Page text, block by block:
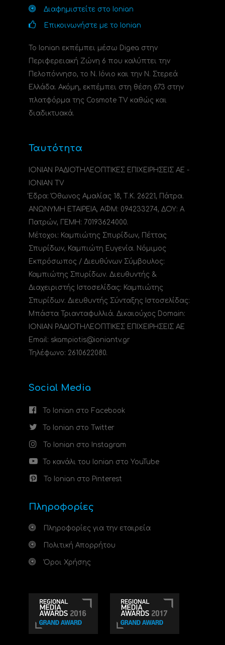
Διαφημιστείτε στο Ionian
Επικοινωνήστε με το Ionian
Το Ionian εκπέμπει μέσω Digea στην
Περιφερειακή Ζώνη 6 που καλύπτει την
Πελοπόννησο, το N. Ιόνιο και την Ν. Στερεά
Ελλάδα. Ακόμη, εκπέμπει στη θέση 673 στην
πλατφόρμα της Cosmote TV καθώς και
διαδικτυακά.
Ταυτότητα
ΙΟΝΙΑΝ ΡΑΔΙΟΤΗΛΕΟΠΤΙΚΕΣ ΕΠΙΧΕΙΡΗΣΕΙΣ ΑΕ -
IONIAN TV
Έδρα: Όθωνος Αμαλίας 18, Τ.Κ. 26221, Πάτρα.
ΑΝΩΝΥΜΗ ΕΤΑΙΡΕΙΑ, ΑΦΜ: 094233274, ΔΟΥ: A
Πατρών, ΓΕΜΗ: 70193624000.
Μέτοχοι: Καμπιώτης Σπυρίδων, Πέττας
Σπυρίδων, Καμπιώτη Ευγενία. Νόμιμος
Εκπρόσωπος / Διευθύνων Σύμβουλος:
Καμπιώτης Σπυρίδων. Διευθυντής &
Διαχειριστής Ιστοσελίδας: Καμπιώτης
Σπυρίδων. Διευθυντής Σύνταξης Ιστοσελίδας:
Μπάστα Τριανταφυλλιά. Δικαιούχος Domain:
ΙΟΝΙΑΝ ΡΑΔΙΟΤΗΛΕΟΠΤΙΚΕΣ ΕΠΙΧΕΙΡΗΣΕΙΣ ΑΕ
Email: skampiotis@ioniantv.gr
Τηλέφωνο: 2610622080.
Social Media
Το Ionian στο Facebook
Το Ionian στο Twitter
Το Ionian στο Instagram
Το κανάλι του Ionian στο YouTube
Το Ionian στο Pinterest
Πληροφορίες
Πληροφορίες για την εταιρεία
Πολιτική Απορρήτου
Όροι Χρήσης